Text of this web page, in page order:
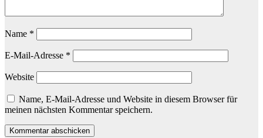
Name *
E-Mail-Adresse *
Website
Name, E-Mail-Adresse und Website in diesem Browser für
meinen nächsten Kommentar speichern.